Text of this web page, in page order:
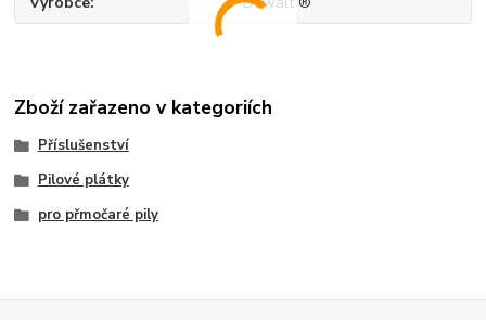
Zboží zařazeno v kategoriích
Příslušenství
Pilové plátky
pro přmočaré pily